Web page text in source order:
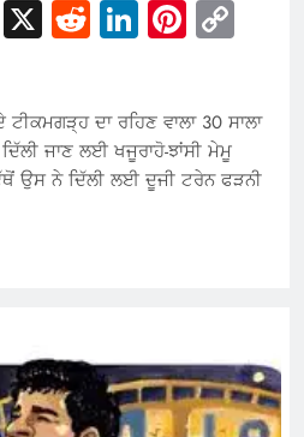
WhatsApp
X RedditLinkedIn
ਦਾ ਰਹਿਣ ਵਾਲਾ 30 ਸਾਲਾ
ਜਾਣ ਲਈ ਖਜੂਰਾਹੋ-ਝਾਂਸੀ ਮੇਮੂ
ਉਸ ਨੇ ਦਿੱਲੀ ਲਈ ਦੂਜੀ ਟਰੇਨ ਫੜਨੀ